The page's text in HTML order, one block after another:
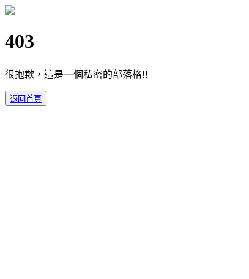
403
很抱歉，這是一個私密的部落格!!
返回首頁